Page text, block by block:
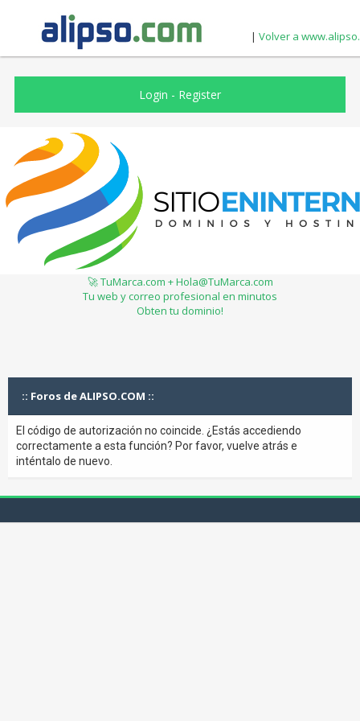
| Volver a
Login - Register
🚀 TuMarca.com + Hola@TuMarca.com
Tu web y correo profesional en minutos
Obten tu dominio!
:: Foros de ALIPSO.COM ::
El código de autorización no coincide. ¿Estás accediendo
correctamente a esta función? Por favor, vuelve atrás e
inténtalo de nuevo.